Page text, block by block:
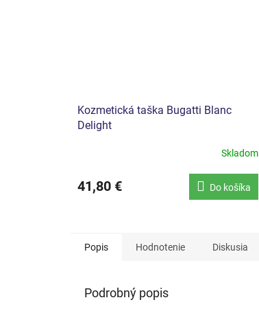
Kozmetická taška Bugatti Blanc
Delight
Skladom
41,80 € Do košíka
Popis Hodnotenie Diskusia
Podrobný popis